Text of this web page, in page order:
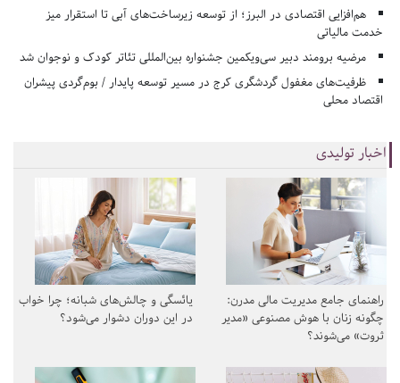
هم‌افزایی اقتصادی در البرز؛ از توسعه زیرساخت‌های آبی تا استقرار میز
خدمت مالیاتی
مرضیه برومند دبیر سی‌ویکمین جشنواره بین‌المللی تئاتر کودک و نوجوان شد
ظرفیت‌های مغفول گردشگری کرج در مسیر توسعه پایدار / بوم‌گردی پیشران
اقتصاد محلی
اخبار تولیدی
راهنمای جامع مدیریت مالی مدرن:
چگونه زنان با هوش مصنوعی «مدیر
ثروت» می‌شوند؟
یائسگی و چالش‌های شبانه؛ چرا خواب
در این دوران دشوار می‌شود؟